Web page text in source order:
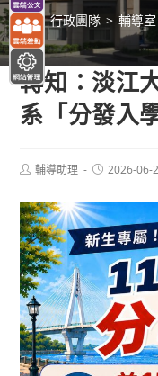
> 行政團隊 > 輔導室
轉知：淡江
系「分發入
Post輔導助理
Post2026-06-